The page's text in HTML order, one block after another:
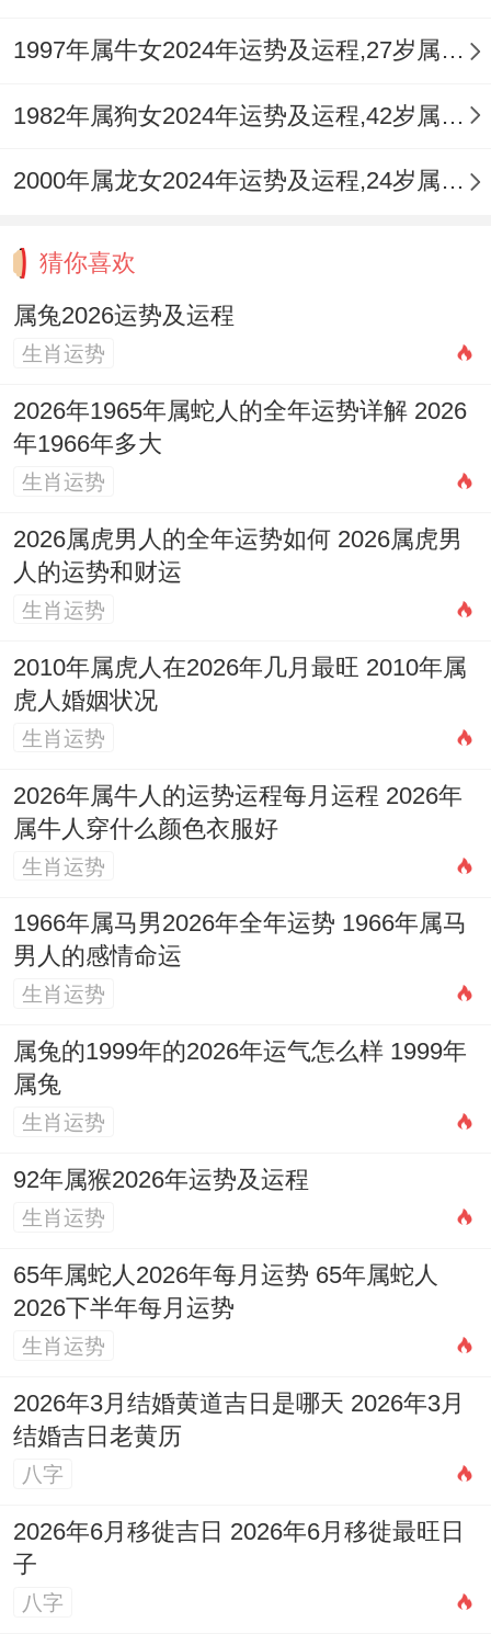
丙午年木火炎炎，属兔人五行木气受火泄耗
过甚，需格外关注健康，七杀攻身，主压
经衰弱等问题，「破太岁」则可能带来意外
注意心脏，眼睛、血液在领域、的不适。
今年不宜过度劳累，熬夜或饮酒过量。应主
动寻找释放压力的途径，如运动，冥想、接
触自然，规律作息，清淡饮食尤为重要，对
于经常驾车出行者，车内悬挂【祥安阁一路
畅行车挂】，能借助其平安守护的磁场，化
解路途不良煞气，保旅途平安顺遂。
建议属兔朋友今年可随身佩戴黑曜石材质的
纳负能量、护身保平安之效，吊坠上神犬与
财宝的造型，既能借「卯戌相合」之力化解
显达。
不同年份属兔人2026年运程逐年详解
1963癸卯年（虚岁64）：天干癸水为「偏
印」。与流年丙火「伤官」变成「水火既
济」，思维依然敏锐，利于学习养生知识或
发展个人兴趣，但需注意与晚辈的沟通方
式，避免因观念不同心生不快，财运平稳，
健康上需重点防范心脑血管及睡眠问题。
1975乙卯年（虚岁52）：天干乙木为「比
肩」。增强自身力量，事业上有合作机遇，
但竞争亦明显，流年「伤官」泄秀，利于技
术革新或副业拓展，唯「比肩」亦分财，合
伙投资需明算账，家庭责任较重，要看平衡
工作与家庭。
1987丁卯年（虚岁40）：天干丁火为「食
神」。与流年丙火「伤官」由...做成「食伤
混杂」，才华横溢，表现欲强，易在行业中
崭露头角，但言行更需谨慎，以防口舌，此
1997年属牛女2024年运势及运程,27岁属牛人2024全年每月运势女性如何
1982年属狗女2024年运势及运程,42岁属狗人2024全年每月运势女性如何
2000年属龙女2024年运势及运程,24岁属龙人2024全年每月运势女性如何
猜你喜欢
属兔2026运势及运程
生肖运势
2026年1965年属蛇人的全年运势详解 2026
年1966年多大
生肖运势
2026属虎男人的全年运势如何 2026属虎男
人的运势和财运
生肖运势
2010年属虎人在2026年几月最旺 2010年属
虎人婚姻状况
生肖运势
2026年属牛人的运势运程每月运程 2026年
属牛人穿什么颜色衣服好
生肖运势
1966年属马男2026年全年运势 1966年属马
男人的感情命运
生肖运势
属兔的1999年的2026年运气怎么样 1999年
属兔
生肖运势
92年属猴2026年运势及运程
生肖运势
65年属蛇人2026年每月运势 65年属蛇人
2026下半年每月运势
生肖运势
2026年3月结婚黄道吉日是哪天 2026年3月
结婚吉日老黄历
八字
2026年6月移徙吉日 2026年6月移徙最旺日
子
八字